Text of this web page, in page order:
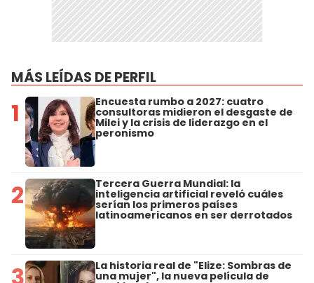
MÁS LEÍDAS DE PERFIL
1 Encuesta rumbo a 2027: cuatro
consultoras midieron el desgaste de
Milei y la crisis de liderazgo en el
peronismo
2 Tercera Guerra Mundial: la
inteligencia artificial reveló cuáles
serían los primeros países
latinoamericanos en ser derrotados
La historia real de "Elize: Sombras de
una mujer", la nueva película de